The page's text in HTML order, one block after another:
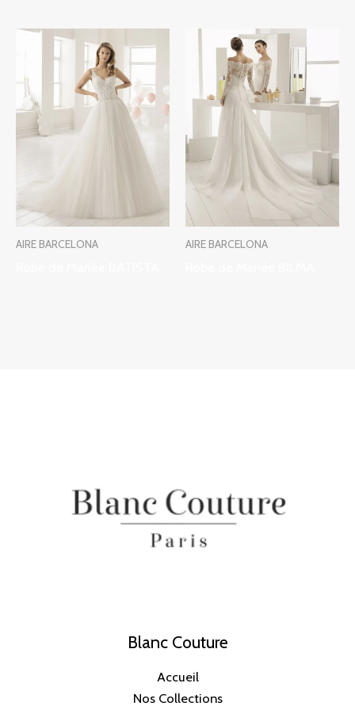
AIRE BARCELONA AIRE BARCELONA
Blanc Couture
Accueil
Nos Collections